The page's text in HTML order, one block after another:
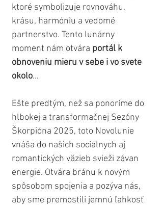
ktoré symbolizuje rovnováhu,
krásu, harmóniu a vedomé
partnerstvo. Tento lunárny
moment nám otvára portál k
obnoveniu mieru v sebe i vo svete
okolo...
Ešte predtým, než sa ponoríme do
hlbokej a transformačnej Sezóny
Škorpióna 2025, toto Novolunie
vnáša do našich sociálnych aj
romantických väzieb svieži závan
energie. Otvára bránu k novým
spôsobom spojenia a pozýva nás,
aby sme premostili jemnú ľahkosť